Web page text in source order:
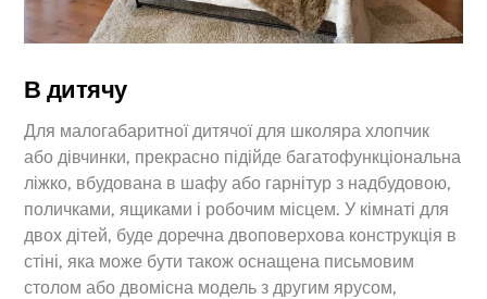
В дитячу
Для малогабаритної дитячої для школяра хлопчик
або дівчинки, прекрасно підійде багатофункціональна
ліжко, вбудована в шафу або гарнітур з надбудовою,
поличками, ящиками і робочим місцем. У кімнаті для
двох дітей, буде доречна двоповерхова конструкція в
стіні, яка може бути також оснащена письмовим
столом або двомісна модель з другим ярусом,